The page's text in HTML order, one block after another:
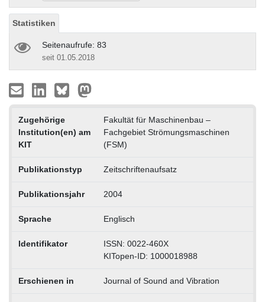
Statistiken
Seitenaufrufe: 83
seit 01.05.2018
Zugehörige
Institution(en) am
KIT
Fakultät für Maschinenbau –
Fachgebiet Strömungsmaschinen
(FSM)
Publikationstyp Zeitschriftenaufsatz
Publikationsjahr 2004
Sprache Englisch
Identifikator
ISSN: 0022-460X
KITopen-ID: 1000018988
Erschienen in Journal of Sound and Vibration